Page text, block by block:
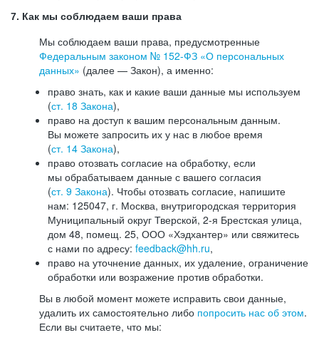
7. Как мы соблюдаем ваши права
Мы соблюдаем ваши права, предусмотренные
Федеральным законом № 152-ФЗ «О персональных
данных» (далее — Закон), а именно:
право знать, как и какие ваши данные мы используем
(ст. 18 Закона),
право на доступ к вашим персональным данным.
Вы можете запросить их у нас в любое время
(ст. 14 Закона),
право отозвать согласие на обработку, если
мы обрабатываем данные с вашего согласия
(ст. 9 Закона). Чтобы отозвать согласие, напишите
нам: 125047, г. Москва, внутригородская территория
Муниципальный округ Тверской, 2-я Брестская улица,
дом 48, помещ. 25, ООО «Хэдхантер» или свяжитесь
с нами по адресу: feedback@hh.ru,
право на уточнение данных, их удаление, ограничение
обработки или возражение против обработки.
Вы в любой момент можете исправить свои данные,
удалить их самостоятельно либо попросить нас об этом.
Если вы считаете, что мы: